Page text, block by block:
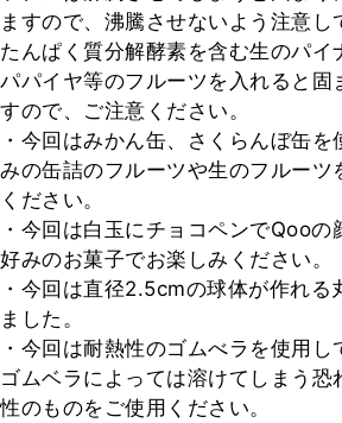
ますので、沸騰させないよう注意し
たんぱく質分解酵素を含む生のパイ
パパイヤ等のフルーツを入れると固
すので、ご注意ください。
・今回はみかん缶、さくらんぼ缶
みの缶詰のフルーツや生のフルーツ
ください。
・今回は白玉にチョコペンでQooの
好みのお菓子でお楽しみください。
・今回は直径2.5cmの球体が作れる
ました。
・今回は耐熱性のゴムべラを使用
ゴムベラによっては溶けてしまう恐
性のものをご使用ください。